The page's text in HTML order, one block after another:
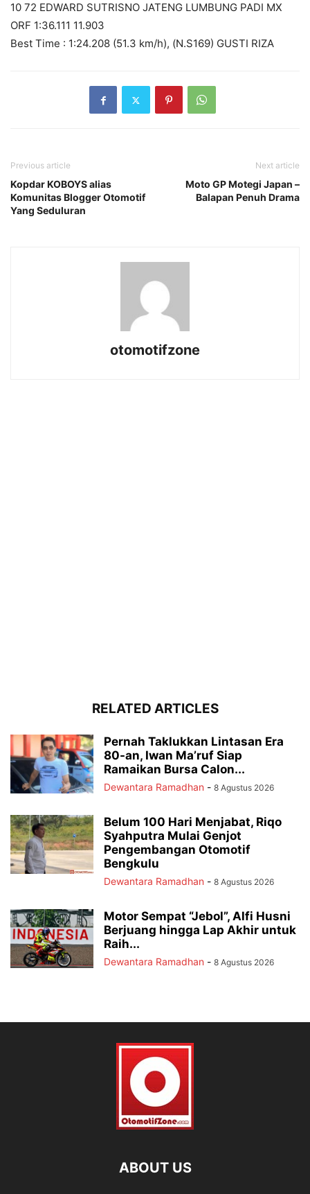
10 72 EDWARD SUTRISNO JATENG LUMBUNG PADI MX
ORF 1:36.111 11.903
Best Time : 1:24.208 (51.3 km/h), (N.S169) GUSTI RIZA
Previous article
Kopdar KOBOYS alias
Komunitas Blogger Otomotif
Yang Seduluran
Next article
Moto GP Motegi Japan –
Balapan Penuh Drama
otomotifzone
RELATED ARTICLES
Pernah Taklukkan Lintasan Era
80-an, Iwan Ma’ruf Siap
Ramaikan Bursa Calon...
Dewantara Ramadhan - 8 Agustus 2026
Belum 100 Hari Menjabat, Riqo
Syahputra Mulai Genjot
Pengembangan Otomotif
Bengkulu
Dewantara Ramadhan - 8 Agustus 2026
Motor Sempat “Jebol”, Alfi Husni
Berjuang hingga Lap Akhir untuk
Raih...
Dewantara Ramadhan - 8 Agustus 2026
ABOUT US